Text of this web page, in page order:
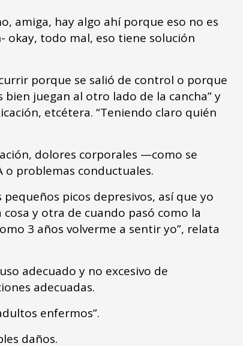
amiga, hay algo ahí porque eso no es
okay, todo mal, eso tiene solución
porque se salió de control o porque
juegan al otro lado de la cancha” y
etcétera. “Teniendo claro quién
dolores corporales —como se
problemas conductuales.
picos depresivos, así que yo
y otra de cuando pasó como la
3 años volverme a sentir yo”, relata
adecuado y no excesivo de
adecuadas.
enfermos”.
daños.